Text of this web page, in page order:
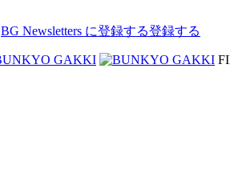
BG Newsletters に登録する登録する